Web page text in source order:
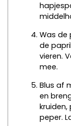
Was de
de
vieren.
mee.
Blus af
en
kruiden,
peper.